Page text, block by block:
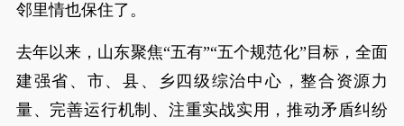
邻里情也保住了。
去年以来，山东聚焦“五有”“五个规范化”目标，全面
建强省、市、县、乡四级综治中心，整合资源力
量、完善运行机制、注重实战实用，推动矛盾纠纷